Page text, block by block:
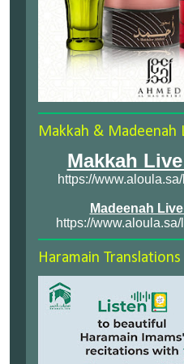
Makkah & Madeenah
Makkah
https://
Madeenah
https://
Haramain Translations